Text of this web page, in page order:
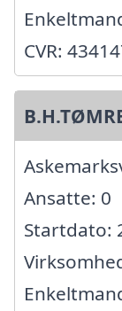
CVR:
Ansatte: 0
Startdato: